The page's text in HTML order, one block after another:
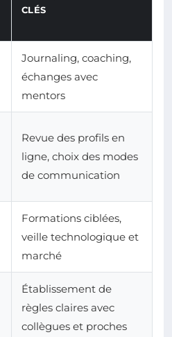
CLÉS
Journaling, coaching,
échanges avec
mentors
Revue des profils en
ligne, choix des modes
de communication
Formations ciblées,
veille technologique et
marché
Établissement de
règles claires avec
collègues et proches